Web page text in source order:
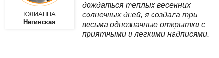
ЮЛИАННА
Негинская
дождаться теплых весенних
солнечных дней, я создала три
весьма однозначные открытки с
приятными и легкими надписями.